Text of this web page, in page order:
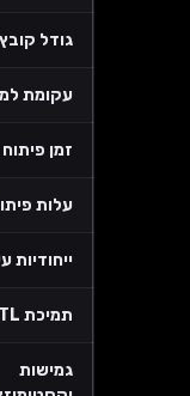
גודל קובץ
עקומת
זמן
עלות
ייחודיות
תמיכת RTL
גמישות